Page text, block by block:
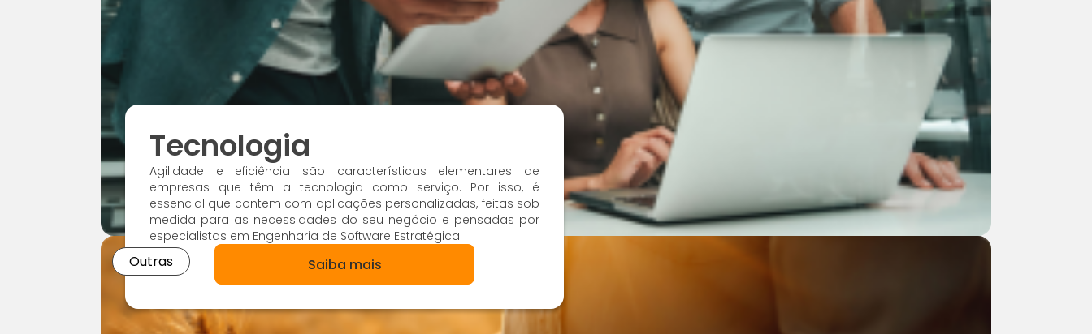
Tecnologia
Agilidade e eficiência são características elementares de
empresas que têm a tecnologia como serviço. Por isso, é
essencial que contem com aplicações personalizadas, feitas sob
medida para as necessidades do seu negócio e pensadas por
especialistas em Engenharia de Software Estratégica.
Saiba mais
Outras